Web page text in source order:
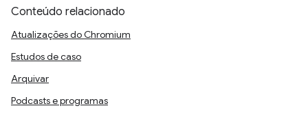
Conteúdo relacionado
Atualizações do Chromium
Estudos de caso
Arquivar
Podcasts e programas